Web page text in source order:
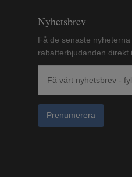
Nyhetsbrev
Få de senaste nyheterna
rabatterbjudanden direkt
Prenumerera